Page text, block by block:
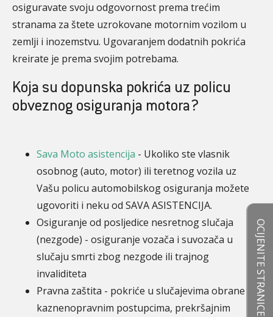
osiguravate svoju odgovornost prema trećim
stranama za štete uzrokovane motornim vozilom u
zemlji i inozemstvu. Ugovaranjem dodatnih pokrića
kreirate je prema svojim potrebama.
Koja su dopunska pokrića uz policu
obveznog osiguranja motora?
Sava Moto asistencija - Ukoliko ste vlasnik
osobnog (auto, motor) ili teretnog vozila uz
Vašu policu automobilskog osiguranja možete
ugovoriti i neku od SAVA ASISTENCIJA.
Osiguranje od posljedice nesretnog slučaja
(nezgode) - osiguranje vozača i suvozača u
slučaju smrti zbog nezgode ili trajnog
invaliditeta
Pravna zaštita - pokriće u slučajevima obrane u
kaznenopravnim postupcima, prekršajnim
OCIJENITE STRANICE